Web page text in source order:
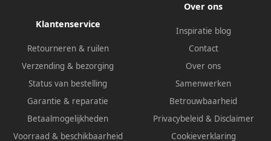
Klantenservice
Retourneren & ruilen
Verzending & bezorging
Status van bestelling
Garantie & reparatie
Betaalmogelijkheden
Voorraad & beschikbaarheid
Over ons
Inspiratie blog
Contact
Over ons
Samenwerken
Betrouwbaarheid
Privacybeleid & Disclaimer
Cookieverklaring